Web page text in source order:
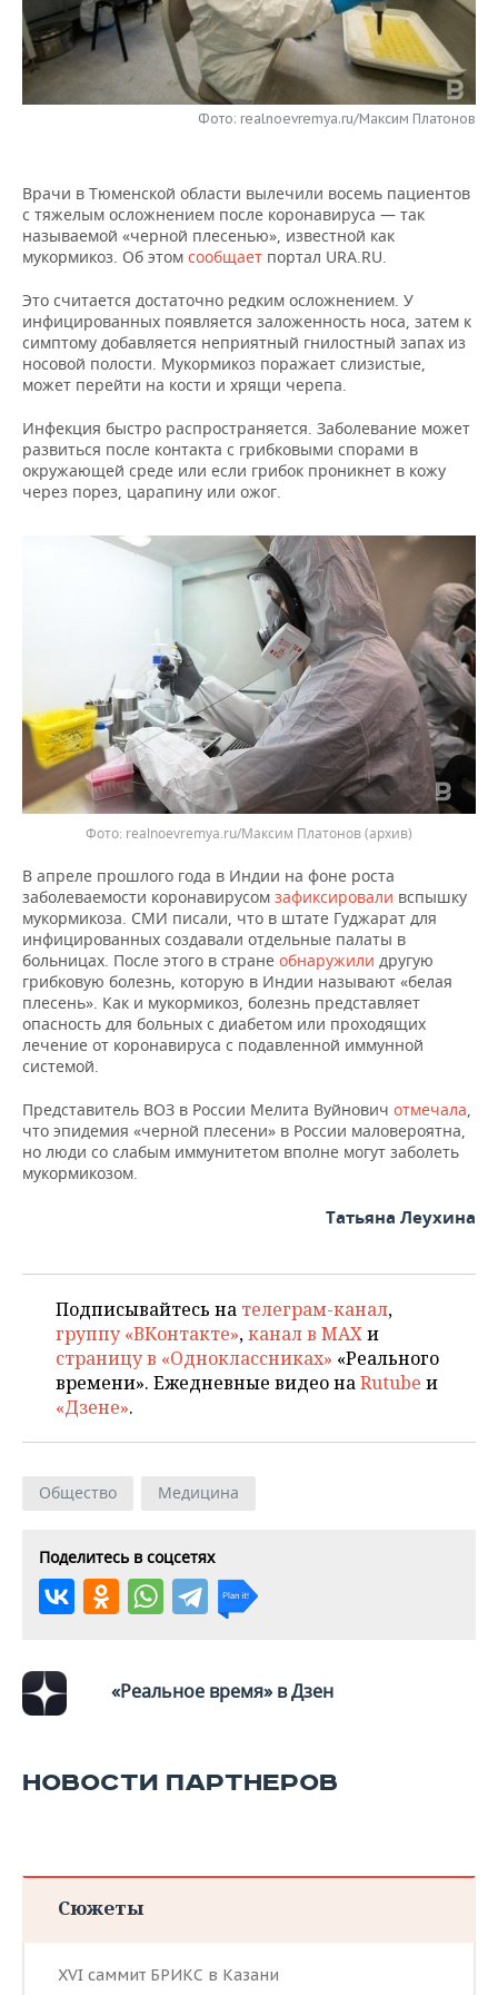
НЕФТЕХИМИЯ
НЕФТЬ
ОПК
РОЗНИЧНАЯ ТОРГОВЛЯ
НОВОСТИ ТЕХНОЛОГИЙ
ТЕЛЕКОММУНИКАЦИИ
МЕРОПРИЯТИЯ
НОВОСТИ МЕРОПРИЯТИЙ
БИЗНЕС-БРАНЧИ
ONLINE-КОНФЕРЕНЦИИ
ОТКРЫТАЯ ЛЕКЦИЯ
ФУТБОЛ
ХОККЕЙ
БАСКЕТБОЛ
ВОЛЕЙБОЛ
КИБЕРСПОРТ
ФИГУРНОЕ КАТАНИЕ
ВОДНЫЕ ВИДЫ СПОРТА
ХОККЕЙ С МЯЧОМ
НОВОСТИ ОБЩЕСТВА
ВЛАСТЬ
ИНФРАСТРУКТУРА
ИСТОРИЯ
КУЛЬТУРА
МЕДИЦИНА
ОБРАЗОВАНИЕ
ПРОИСШЕСТВИЯ
ФОТОГАЛЕРЕЯ
СЮЖЕТЫ
СПРАВОЧНИК
СПИСОК ПЕРСОН
СПИСОК КОМПАНИЙ
ПОЛНАЯ ВЕРСИЯ
Фото: realnoevremya.ru/Максим Платонов
Врачи в Тюменской области вылечили восемь пациентов
с тяжелым осложнением после коронавируса — так
называемой «черной плесенью», известной как
мукормикоз. Об этом сообщает портал URA.RU.
Это считается достаточно редким осложнением. У
инфицированных появляется заложенность носа, затем к
симптому добавляется неприятный гнилостный запах из
носовой полости. Мукормикоз поражает слизистые,
может перейти на кости и хрящи черепа.
Инфекция быстро распространяется. Заболевание может
развиться после контакта с грибковыми спорами в
окружающей среде или если грибок проникнет в кожу
через порез, царапину или ожог.
realnoevremya.ru/Максим Платонов(архив)
В апреле прошлого года в Индии на фоне роста
заболеваемости коронавирусом зафиксировали вспышку
мукормикоза. СМИ писали, что в штате Гуджарат для
инфицированных создавали отдельные палаты в
больницах. После этого в стране обнаружили другую
грибковую болезнь, которую в Индии называют «белая
плесень». Как и мукормикоз, болезнь представляет
опасность для больных с диабетом или проходящих
лечение от коронавируса с подавленной иммунной
системой.
Представитель ВОЗ в России Мелита Вуйнович отмечала,
что эпидемия «черной плесени» в России маловероятна,
но люди со слабым иммунитетом вполне могут заболеть
мукормикозом.
Татьяна Леухина
Подписывайтесь на телеграм-канал,
группу «ВКонтакте»,канал в MAXи
страницу в «Одноклассниках» «Реального
времени». Ежедневные видео наRutube и
«Дзене».
Общество Медицина
Поделитесь в соцсетях
«Реальное время» в Дзен
НОВОСТИ ПАРТНЕРОВ
Сюжеты
XVI саммит БРИКС в Казани